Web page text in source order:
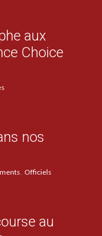
aux
Choice
nos
Officiels
au